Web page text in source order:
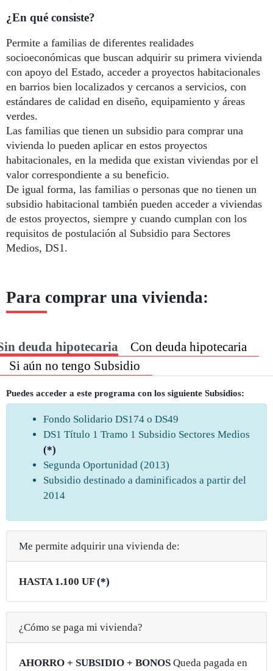
¿En qué consiste?
Permite a familias de diferentes realidades
socioeconómicas que buscan adquirir su primera vivienda
con apoyo del Estado, acceder a proyectos habitacionales
en barrios bien localizados y cercanos a servicios, con
estándares de calidad en diseño, equipamiento y áreas
verdes.
Las familias que tienen un subsidio para comprar una
vivienda lo pueden aplicar en estos proyectos
habitacionales, en la medida que existan viviendas por el
valor correspondiente a su beneficio.
De igual forma, las familias o personas que no tienen un
subsidio habitacional también pueden acceder a viviendas
de estos proyectos, siempre y cuando cumplan con los
requisitos de postulación al Subsidio para Sectores
Medios, DS1.
Para comprar una vivienda:
deuda hipotecaria
Con deuda hipotecaria
Si aún no tengo Subsidio
Puedes acceder a este programa con los siguiente Subsidios:
Fondo Solidario DS174 o DS49
DS1 Título 1 Tramo 1 Subsidio Sectores Medios
(*)
Segunda Oportunidad (2013)
Subsidio destinado a daminificados a partir del
2014
Me permite adquirir una vivienda de:
HASTA 1.100 UF(*)
¿Cómo se paga mi vivienda?
AHORRO + SUBSIDIO + BONOS Queda pagada en